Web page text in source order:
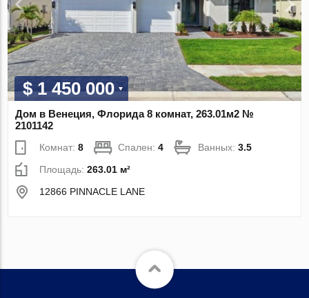
$ 1 450 000
Дом в Венеция, Флорида 8 комнат, 263.01м2 №
2101142
Комнат:8 Спален:4 Ванных:3.5
Площадь:263.01 м²
12866 PINNACLE LANE